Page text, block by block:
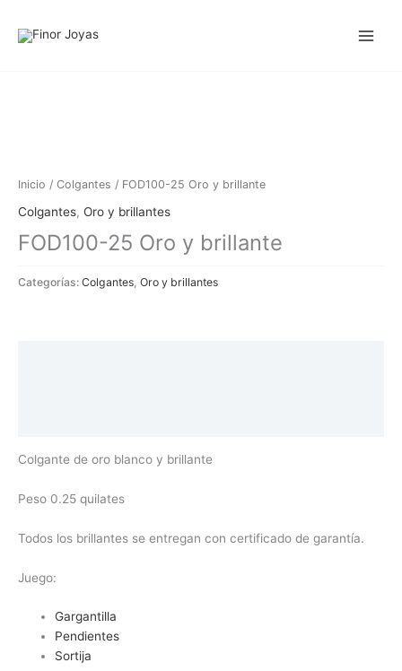
Inicio / Colgantes / FOD100-25 Oro y brillante
Colgantes, Oro y brillantes
FOD100-25 Oro y brillante
Categorías: Colgantes Oro y brillantes
Colgante de oro blanco y brillante
Peso 0.25 quilates
Todos los brillantes se entregan con certificado de garantía.
Juego:
Gargantilla
Pendientes
Sortija